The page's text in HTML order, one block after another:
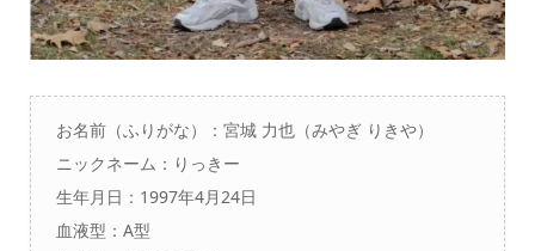
お名前（ふりがな）：宮城 力也（みやぎ りきや）
ニックネーム：りっきー
生年月日：1997年4月24日
血液型：A型